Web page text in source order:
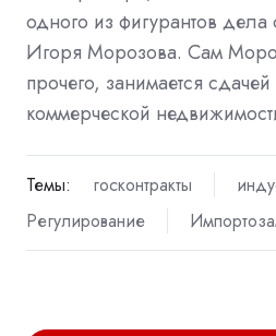
одного из фигурантов
Игоря Морозова. Сам
прочего, занимается
коммерческой
Темы: госконтракты
Регулирование